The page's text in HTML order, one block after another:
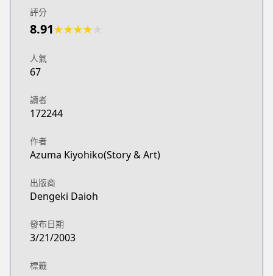
Naver Series
Naver Series
https://series.naver.com/comic/
Lezhin
Lezhin
ComicWalker
ComicWalker
Official Site
Official Site
評分
8.91★★★★
人氣
67
讀者
172244
作者
Azuma Kiyohiko(Story & Art)
出版商
Dengeki Daioh
發布日期
3/21/2003
標籤